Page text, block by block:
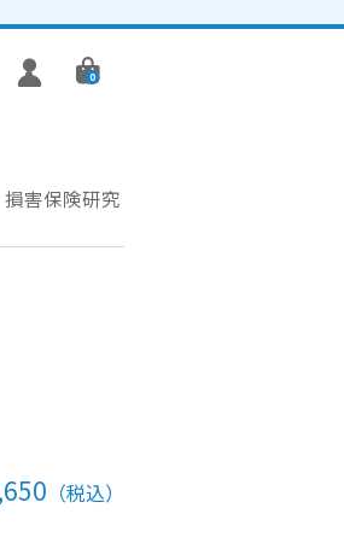
0
損害保険研究
（税込）